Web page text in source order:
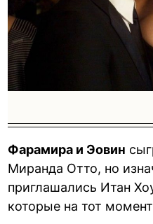
Фарамира и Эовин
Миранда Отто, но
приглашались Итан
которые на тот